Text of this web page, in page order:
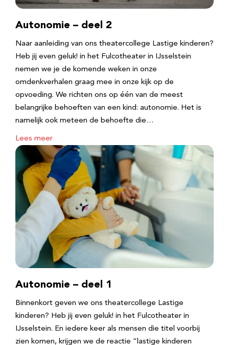
Autonomie – deel 2
Naar aanleiding van ons theatercollege Lastige kinderen?
Heb jij even geluk! in het Fulcotheater in IJsselstein
nemen we je de komende weken in onze
omdenkverhalen graag mee in onze kijk op de
opvoeding. We richten ons op één van de meest
belangrijke behoeften van een kind: autonomie. Het is
namelijk ook meteen de behoefte die…
Lees meer
Autonomie – deel 1
Binnenkort geven we ons theatercollege Lastige
kinderen? Heb jij even geluk! in het Fulcotheater in
IJsselstein. En iedere keer als mensen die titel voorbij
zien komen, krijgen we de reactie “lastige kinderen